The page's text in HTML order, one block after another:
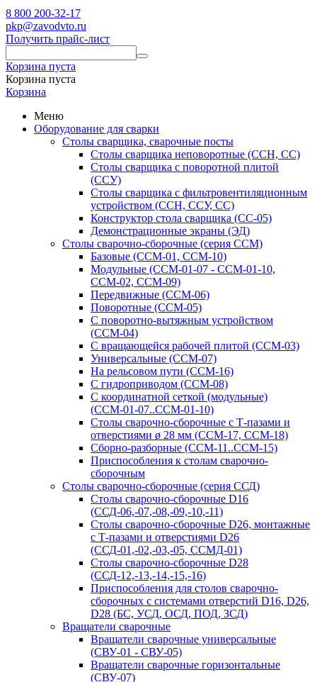
8 800 200-32-17
pkp@zavodvto.ru
Получить прайс-лист
Корзина пуста
Корзина пуста
Корзина
Меню
Оборудование для сварки
Столы сварщика, сварочные посты
Столы сварщика неповоротные (ССН, СС)
Столы сварщика с поворотной плитой
(ССУ)
Столы сварщика с фильтровентиляционным
устройством (ССН, ССУ, СС)
Конструктор стола сварщика (СС-05)
Демонстрационные экраны (ЭД)
Столы сварочно-сборочные (серия ССМ)
Базовые (ССМ-01, ССМ-10)
Модульные (ССМ-01-07 - ССМ-01-10,
ССМ-02, ССМ-09)
Передвижные (ССМ-06)
Поворотные (ССМ-05)
С поворотно-вытяжным устройством
(ССМ-04)
С вращающейся рабочей плитой (ССМ-03)
Универсальные (ССМ-07)
На рельсовом пути (ССМ-16)
С гидроприводом (ССМ-08)
С координатной сеткой (модульные)
(ССМ-01-07..ССМ-01-10)
Столы сварочно-сборочные с Т-пазами и
отверстиями ø 28 мм (ССМ-17, ССМ-18)
Сборно-разборные (ССМ-11..ССМ-15)
Приспособления к столам сварочно-
сборочным
Столы сварочно-сборочные (серия ССД)
Столы сварочно-сборочные D16
(ССД-06,-07,-08,-09,-10,-11)
Столы сварочно-сборочные D26, монтажные
с Т-пазами и отверстиями D26
(ССД-01,-02,-03,-05, ССМД-01)
Столы сварочно-сборочные D28
(ССД-12,-13,-14,-15,-16)
Приспособления для столов сварочно-
сборочных с системами отверстий D16, D26,
D28 (БС, УСД, ОСД, ПОД, ЗСД)
Вращатели сварочные
Вращатели сварочные универсальные
(СВУ-01 - СВУ-05)
Вращатели сварочные горизонтальные
(СВУ-07)